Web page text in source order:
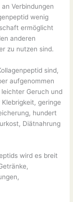
Verbindungen
wenig
ermöglicht
anderen
zu nutzen sind.
sind,
aufgenommen
Geruch und
geringe
hundert
Diätnahrung
wird es breit